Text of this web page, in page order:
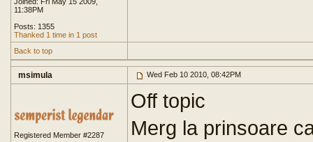
11:38PM
Posts: 1355
Thanked 1 time in 1 post
Back to top
msimula Wed Feb 10 2010, 08:42PM
Registered Member #2287
Off topic
Merg la prinsoare